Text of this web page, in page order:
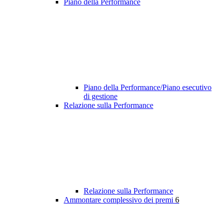
Piano della Performance
Piano della Performance/Piano esecutivo
di gestione
Relazione sulla Performance
Relazione sulla Performance
Ammontare complessivo dei premi 6